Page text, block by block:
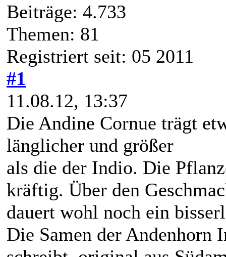
Beiträge: 4.733
Themen: 81
Registriert seit: 05 2011
#1
11.08.12, 13:37
Die Andine Cornue trägt
länglicher und größer
als die der Indio. Die
kräftig. Über den
dauert wohl noch ein
Die Samen der Andenhorn